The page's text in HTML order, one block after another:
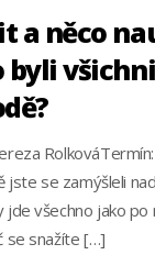
a něco
byli všichni
jste se zamýšleli
jde všechno jako po
se snažíte […]